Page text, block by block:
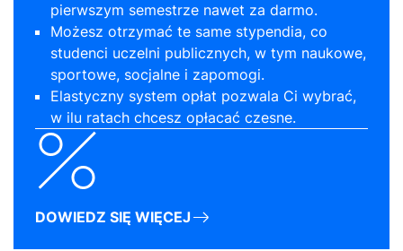
pierwszym semestrze nawet za darmo.
Możesz otrzymać te same stypendia, co
studenci uczelni publicznych, w tym naukowe,
sportowe, socjalne i zapomogi.
Elastyczny system opłat pozwala Ci wybrać,
w ilu ratach chcesz opłacać czesne.
DOWIEDZ SIĘ WIĘCEJ